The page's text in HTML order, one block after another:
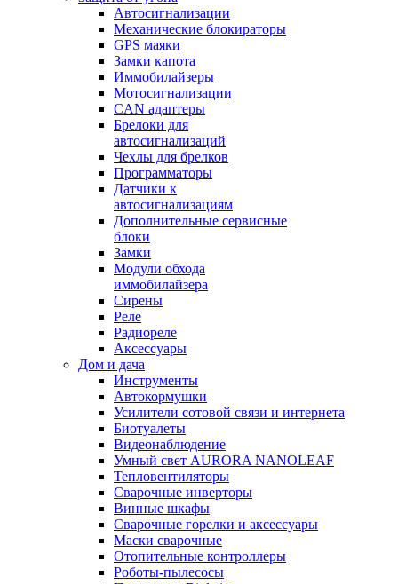
Автосигнализации
Механические блoкираторы
GPS маяки
Замки капота
Иммобилайзеры
Мотосигнализации
CAN адаптеры
Брелоки для
автосигнализаций
Чехлы для брелков
Программаторы
Датчики к
автосигнализациям
Дополнительные сервисные
блоки
Замки
Модули обхода
иммобилайзера
Сирены
Реле
Радиореле
Аксессуары
Дом и дача
Инструменты
Автокормушки
Усилители сотовой связи и интернета
Биотуалеты
Видеонаблюдение
Умный свет AURORA NANOLEAF
Тепловентиляторы
Сварочные инверторы
Винные шкафы
Сварочные горелки и аксессуары
Маски сварочные
Отопительные контроллеры
Роботы-пылесосы